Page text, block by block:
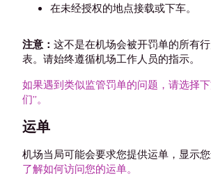
在未经授权的地点接载或下车。
注意： 这不是在机场会被开罚单的所有
表。请始终遵循机场工作人员的指示。
如果遇到类似监管罚单的问题，请选择
们”。
运单
机场当局可能会要求您提供运单，显示您
了解如何访问您的运单。